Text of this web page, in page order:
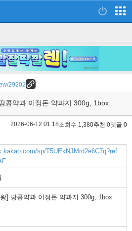
29202
콩약과 이정돈 약과지 300g, 1box
2026-06-12 01:18조회수 1,380추천 0댓글 0
sp/T5UEkNJMrd2e6C7q?ref
] 땅콩약과 이정돈 약과지 300g, 1box